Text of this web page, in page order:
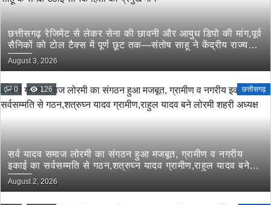
छत्तीसगढ़ रेजिमेंट से लेकर सेना की छावनी और आयुध डिपो की मांग,पूर्व
सैनिकों को टोल टैक्स में पूर्ण छूट तक—संतोष साहू ने केंद्रीय राज्य
मंत्री तोखन साहू के समक्ष उठाई सैनिक हितों की प्रमुख मांगें
August 3, 2026
0 126 छत्तीसगढ़
सर्व यादव समाज लोरमी का संगठन हुआ मजबूत, ग्रामीण व नगरीय
इकाई का सर्वसम्मति से गठन,शत्रुघ्न यादव ग्रामीण,राहुल यादव बने
लोरमी शहरी अध्यक्ष
August 2, 2026